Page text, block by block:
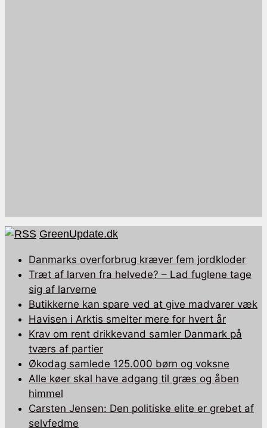
GreenUpdate.dk
Danmarks overforbrug kræver fem jordkloder
Træt af larven fra helvede? – Lad fuglene tage
sig af larverne
Butikkerne kan spare ved at give madvarer væk
Havisen i Arktis smelter mere for hvert år
Krav om rent drikkevand samler Danmark på
tværs af partier
Økodag samlede 125.000 børn og voksne
Alle køer skal have adgang til græs og åben
himmel
Carsten Jensen: Den politiske elite er grebet af
selvfedme